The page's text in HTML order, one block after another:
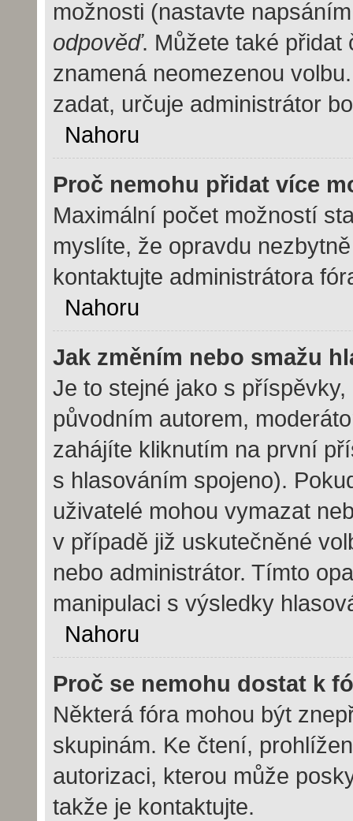
možnosti (nastavte
odpověď. Můžete také přidat
znamená neomezenou
zadat, určuje administrátor
Nahoru
Proč nemohu přidat více
Maximální počet možností
myslíte, že opravdu
kontaktujte administrátora
Nahoru
Jak změním nebo smažu
Je to stejné jako s
původním autorem,
zahájíte kliknutím na první
s hlasováním spojeno).
uživatelé mohou vymazat
v případě již uskutečněné
nebo administrátor. Tímto
manipulaci s výsledky
Nahoru
Proč se nemohu dostat k
Některá fóra mohou být
skupinám. Ke čtení,
autorizaci, kterou může
takže je kontaktujte.